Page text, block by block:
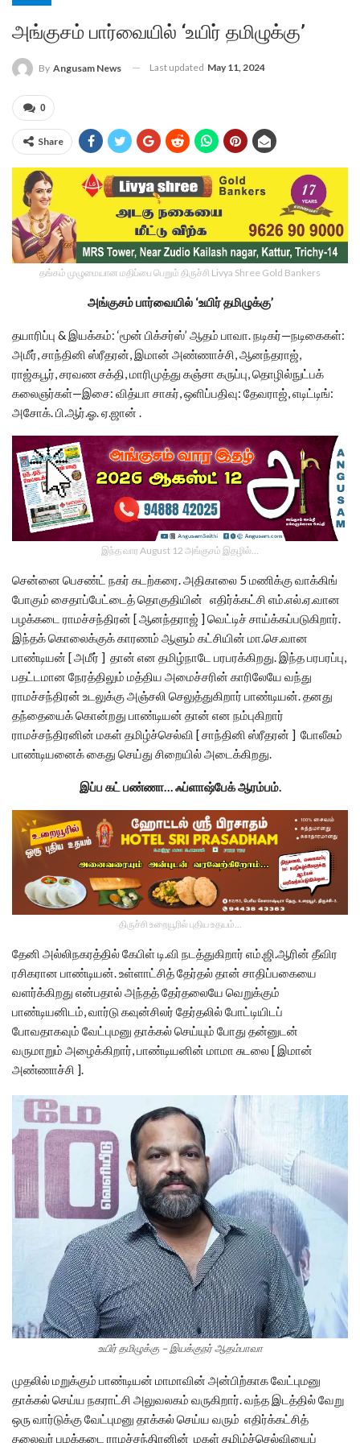
அங்குசம் பார்வையில் ‘உயிர் தமிழுக்கு’
By Angusam News Last updated May 11, 2024
0
Share
தங்கம் முழுமையான மதிப்பை பெறும் திருச்சி Livya Shree Gold Bankers
அங்குசம்பார்வையில் ‘உயிர்தமிழுக்கு’
தயாரிப்பு & இயக்கம்: ‘மூன் பிக்சர்ஸ்’ ஆதம் பாவா. நடிகர்—நடிகைகள்:
அமீர், சாந்தினி ஸ்ரீதரன், இமான் அண்ணாச்சி, ஆனந்தராஜ்,
ராஜ்கபூர், சரவண சக்தி, மாரிமுத்து கஞ்சா கருப்பு, தொழில்நுட்பக்
கலைஞர்கள்—இசை: வித்யா சாகர், ஒளிப்பதிவு: தேவராஜ், எடிட்டிங்:
அசோக். பி.ஆர்.ஓ. ஏ.ஜான் .
இந்த வார August 12 அங்குசம் இதழில்…
சென்னை பெசண்ட் நகர் கடற்கரை. அதிகாலை 5 மணிக்கு வாக்கிங்
போகும் சைதாப்பேட்டைத் தொகுதியின் எதிர்க்கட்சி எம்.எல்.ஏ.வான
பழக்கடை ராமச்சந்திரன் [ ஆனந்தராஜ் ] வெட்டிச் சாய்க்கப்படுகிறார்.
இந்தக் கொலைக்குக் காரணம் ஆளும் கட்சியின் மா.செ.வான
பாண்டியன் [ அமீர் ] தான் என தமிழ்நாடே பரபரக்கிறது. இந்த பரபரப்பு,
பதட்டமான நேரத்திலும் மத்திய அமைச்சரின் காரிலேயே வந்து
ராமச்சந்திரன் உடலுக்கு அஞ்சலி செலுத்துகிறார் பாண்டியன். தனது
தந்தையைக் கொன்றது பாண்டியன் தான் என நம்புகிறார்
ராமச்சந்திரனின் மகள் தமிழ்ச்செல்வி [ சாந்தினி ஸ்ரீதரன் ] போலீசும்
பாண்டியனைக் கைது செய்து சிறையில் அடைக்கிறது.
இப்ப கட் பண்ணா… ஃப்ளாஷ்பேக்ஆரம்பம்.
திருச்சி உறையூரில் புதிய உதயம்...
தேனி அல்லிநகரத்தில் கேபிள் டி.வி நடத்துகிறார் எம்.ஜி.ஆரின் தீவிர
ரசிகரான பாண்டியன். உள்ளாட்சித் தேர்தல் தான் சாதிப்பகையை
வளர்க்கிறது என்பதால் அந்தத் தேர்தலையே வெறுக்கும்
பாண்டியனிடம், வார்டு கவுன்சிலர் தேர்தலில் போட்டியிடப்
போவதாகவும் வேட்புமனு தாக்கல் செய்யும் போது தன்னுடன்
வருமாறும் அழைக்கிறார், பாண்டியனின் மாமா சுடலை [ இமான்
அண்ணாச்சி ].
உயிர் தமிழுக்கு – இயக்குநர் ஆதம்பாவா
முதலில் மறுக்கும் பாண்டியன் மாமாவின் அன்பிற்காக வேட்புமனு
தாக்கல் செய்ய நகராட்சி அலுவலகம் வருகிறார். வந்த இடத்தில் வேறு
ஒரு வார்டுக்கு வேட்புமனு தாக்கல் செய்ய வரும் எதிர்க்கட்சித்
தலைவர் பழக்கடை ராமச்சந்திரனின் மகள் தமிழ்ச்செல்வியைப்